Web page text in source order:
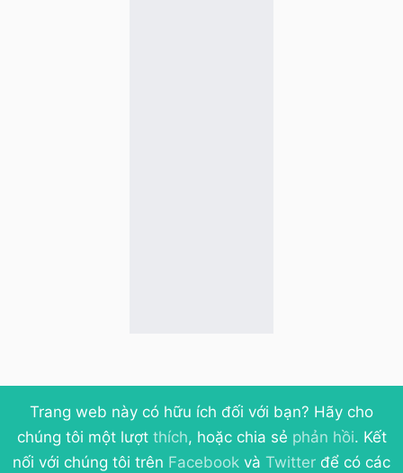
Trang web này có hữu ích đối với bạn? Hãy cho
chúng tôi một lượt thích, hoặc chia sẻ phản hồi. Kết
nối với chúng tôi trên Facebook và Twitter để có các